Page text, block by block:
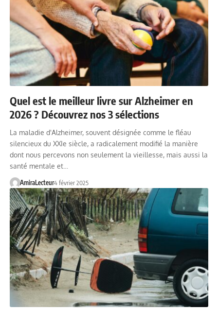
Quel est le meilleur livre sur Alzheimer en
2026 ? Découvrez nos 3 sélections
La maladie d'Alzheimer, souvent désignée comme le fléau
silencieux du XXIe siècle, a radicalement modifié la manière
dont nous percevons non seulement la vieillesse, mais aussi la
santé mentale et…
AmiraLecteur4 février 2025